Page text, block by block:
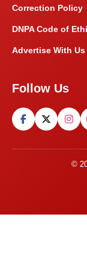
Correction Policy
DNPA Code of
Advertise With Us
Follow Us
©